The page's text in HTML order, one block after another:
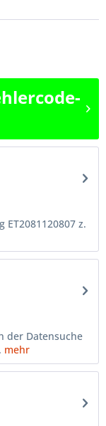
ET2081120807 z.
der Datensuche
mehr